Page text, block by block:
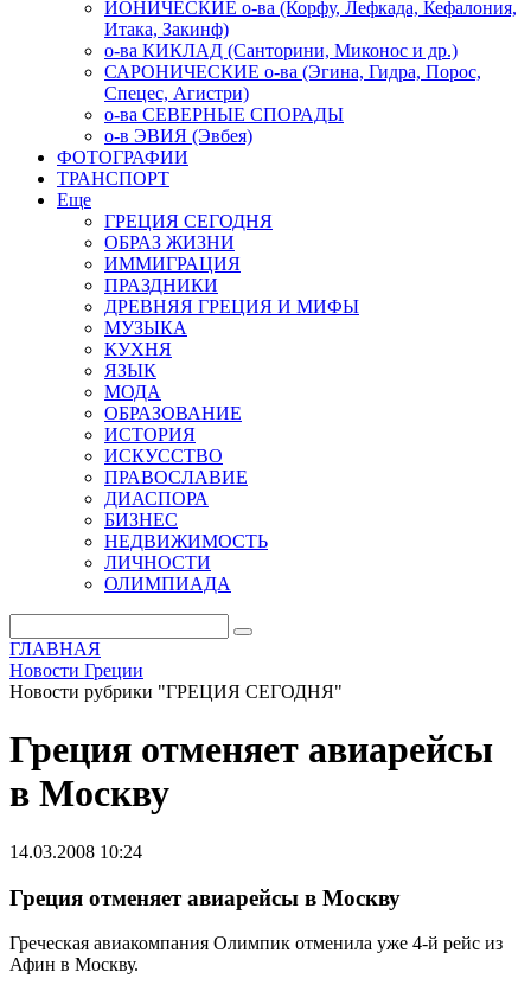
ИОНИЧЕСКИЕ о-ва (Корфу, Лефкада, Кефалония,
Итака, Закинф)
о-ва КИКЛАД (Санторини, Миконос и др.)
САРОНИЧЕСКИЕ о-ва (Эгина, Гидра, Порос,
Спецес, Агистри)
о-ва СЕВЕРНЫЕ СПОРАДЫ
о-в ЭВИЯ (Эвбея)
ФОТОГРАФИИ
ТРАНСПОРТ
Еще
ГРЕЦИЯ СЕГОДНЯ
ОБРАЗ ЖИЗНИ
ИММИГРАЦИЯ
ПРАЗДНИКИ
ДРЕВНЯЯ ГРЕЦИЯ И МИФЫ
МУЗЫКА
КУХНЯ
ЯЗЫК
МОДА
ОБРАЗОВАНИЕ
ИСТОРИЯ
ИСКУССТВО
ПРАВОСЛАВИЕ
ДИАСПОРА
БИЗНЕС
НЕДВИЖИМОСТЬ
ЛИЧНОСТИ
ОЛИМПИАДА
ГЛАВНАЯ
Новости Греции
Новости рубрики "ГРЕЦИЯ СЕГОДНЯ"
Греция отменяет авиарейсы
в Москву
14.03.2008 10:24
Греция отменяет авиарейсы в Москву
Греческая авиакомпания Олимпик отменила уже 4-й рейс из
Афин в Москву.